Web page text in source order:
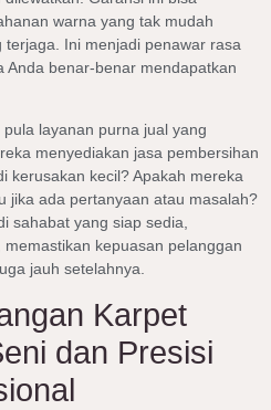
warna yang tak mudah
Ini menjadi penawar rasa
Anda benar-benar mendapatkan
layanan purna jual yang
menyediakan jasa pembersihan
kerusakan kecil? Apakah mereka
jika ada pertanyaan atau masalah?
sahabat yang siap sedia,
kepuasan pelanggan
jauh setelahnya.
Karpet
dan Presisi